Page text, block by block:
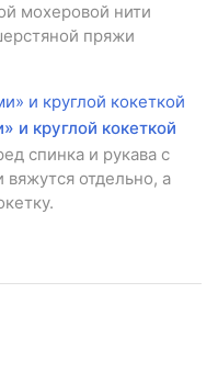
мохеровой нити
пряжи
и круглой кокеткой
спинка и рукава с
отдельно, а